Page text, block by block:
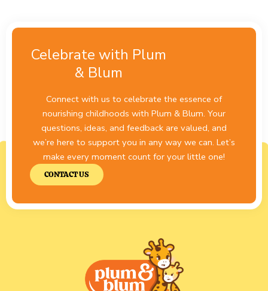
Celebrate with Plum
& Blum
Connect with us to celebrate the essence of
nourishing childhoods with Plum & Blum. Your
questions, ideas, and feedback are valued, and
we’re here to support you in any way we can. Let’s
make every moment count for your little one!
CONTACT US